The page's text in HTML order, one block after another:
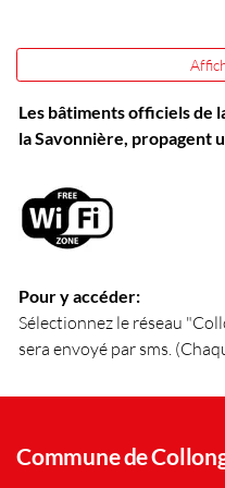
Les bâtiments officiels de
la Savonnière, propagent
Pour y accéder:
Sélectionnez le réseau
sera envoyé par sms.
Commune de